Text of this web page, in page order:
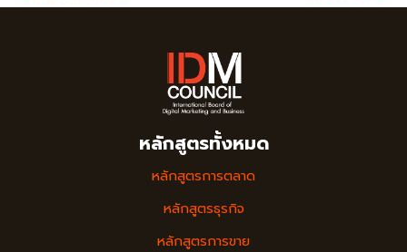
หลักสูตรทั้งหมด
หลักสูตรการตลาด
หลักสูตรธุรกิจ
หลักสูตรการขาย